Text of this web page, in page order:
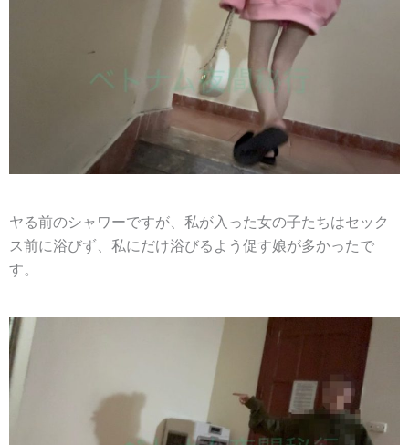
ヤる前のシャワーですが、私が入った女の子たちはセック
ス前に浴びず、私にだけ浴びるよう促す娘が多かったで
す。